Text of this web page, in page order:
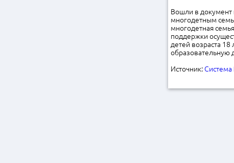
Вошли в документ
многодетным
многодетная
поддержки
детей возраста
образовательную
Источник: